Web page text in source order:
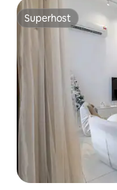
Superhost
Superhost